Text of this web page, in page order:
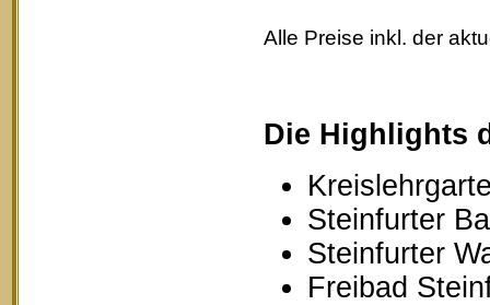
Alle Preise inkl. der
Die Highlights
Steinfurter
Steinfurter
Freibad